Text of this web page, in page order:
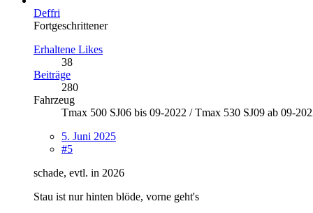
Deffri
Fortgeschrittener
Erhaltene Likes
38
Beiträge
280
Fahrzeug
Tmax 500 SJ06 bis 09-2022 / Tmax 530 SJ09 ab 09-
5. Juni 2025
#5
schade, evtl. in 2026
Stau ist nur hinten blöde, vorne geht's